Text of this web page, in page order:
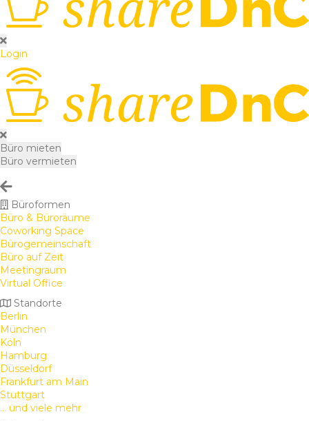
Login
Büro mieten
Büro vermieten
Büroformen
Büro & Büroräume
Coworking Space
Bürogemeinschaft
Büro auf Zeit
Meetingraum
Virtual Office
Standorte
Berlin
München
Köln
Hamburg
Düsseldorf
Frankfurt am Main
Stuttgart
... und viele mehr